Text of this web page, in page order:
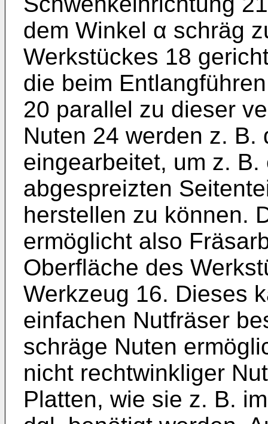
dem Winkel α schräg
Werkstückes 18
die beim
20 parallel zu dieser
Nuten 24 werden z.
eingearbeitet, um z.
abgespreizten
herstellen zu können.
ermöglicht also
Oberfläche des
Werkzeug 16. Dieses
einfachen Nutfräser
schräge Nuten
nicht rechtwinkliger
Platten, wie sie z. B.